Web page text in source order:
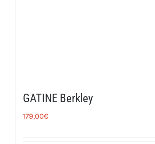
GATINE Berkley
179,00€